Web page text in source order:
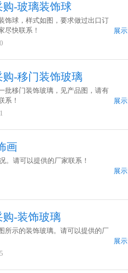
购-玻璃装饰球
饰球，样式如图，要求做过出口订
尽快联系！
展
购-移门装饰玻璃
批移门装饰玻璃，见产品图，请有
系！
展
画
。请可以提供的厂家联系！
展
购-装饰玻璃
所示的装饰玻璃。请可以提供的厂
展